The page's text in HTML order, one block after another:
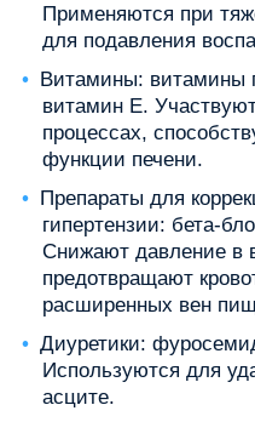
Применяются при
для подавления
Витамины: витамины
витамин E.
процессах,
функции печени.
Препараты для
гипертензии: бета-
Снижают давление в
предотвращают
расширенных вен
Диуретики:
Используются для
асците.